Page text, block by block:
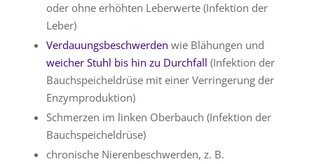
oder ohne erhöhten Leberwerte (Infektion der
Leber)
Verdauungsbeschwerden wie Blähungen und
weicher Stuhl bis hin zu Durchfall (Infektion der
Bauchspeicheldrüse mit einer Verringerung der
Enzymproduktion)
Schmerzen im linken Oberbauch (Infektion der
Bauchspeicheldrüse)
chronische Nierenbeschwerden, z. B.